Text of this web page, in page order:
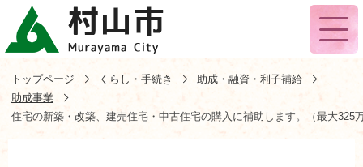
トップページ くらし・手続き
助成・融資・利子補給
助成事業
住宅の新築・改築、建売住宅・中古住宅の購入に補助します。（最大325